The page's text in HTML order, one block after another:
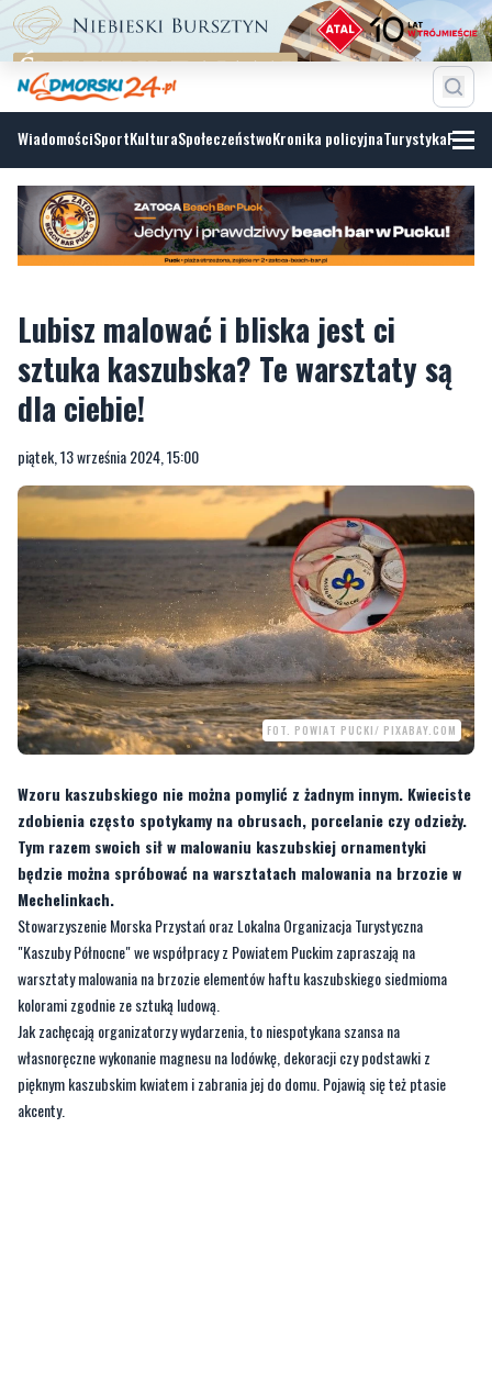
WiadomościSportKulturaSpołeczeństwoKronika policyjnaTurystyka
Lubisz malować i bliska jest ci
sztuka kaszubska? Te warsztaty są
dla ciebie!
piątek, 13 września 2024, 15:00
FOT. POWIAT PUCKI/ PIXABAY.COM
Wzoru kaszubskiego nie można pomylić z żadnym innym. Kwieciste
zdobienia często spotykamy na obrusach, porcelanie czy odzieży.
Tym razem swoich sił w malowaniu kaszubskiej ornamentyki
będzie można spróbować na warsztatach malowania na brzozie w
Mechelinkach.
Stowarzyszenie Morska Przystań oraz Lokalna Organizacja Turystyczna
"Kaszuby Północne" we współpracy z Powiatem Puckim zapraszają na
warsztaty malowania na brzozie elementów haftu kaszubskiego siedmioma
kolorami zgodnie ze sztuką ludową.
Jak zachęcają organizatorzy wydarzenia, to niespotykana szansa na
własnoręczne wykonanie magnesu na lodówkę, dekoracji czy podstawki z
pięknym kaszubskim kwiatem i zabrania jej do domu. Pojawią się też ptasie
akcenty.